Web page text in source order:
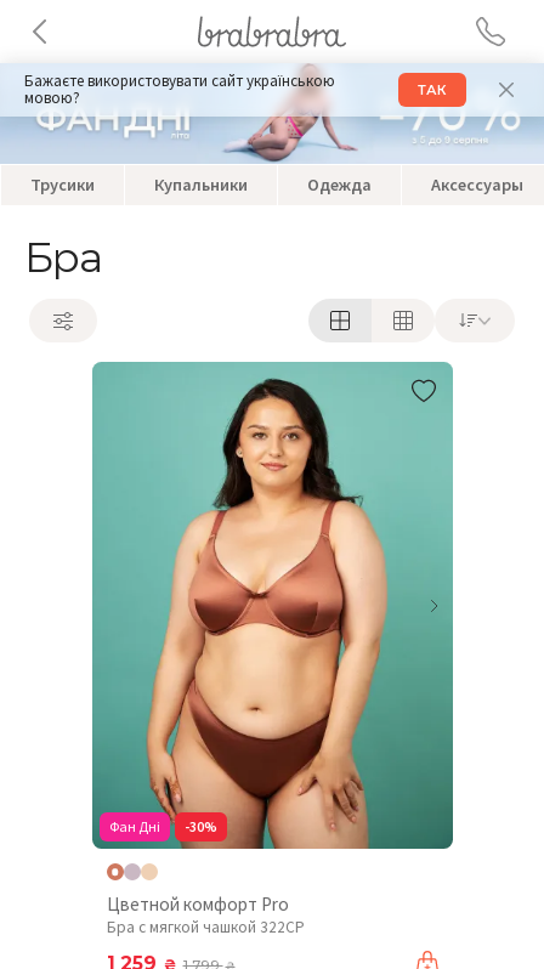
Бажаєте використовувати сайт українською
мовою?
ТАК
Трусики Купальники Одежда Аксессуары
Бра
Фан Дні -30%
Цветной комфорт Pro
Бра с мягкой чашкой 322CP
1 259 ₴ 1 799₴